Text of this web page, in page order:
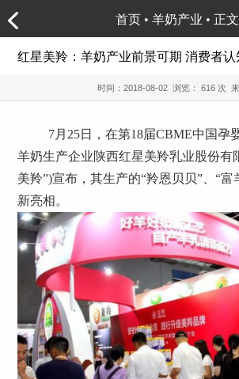
首页 • 羊奶产业 • 正文
红星美羚：羊奶产业前景可期 消费者
时间： 2018-08-02 浏览： 616 次 来
7月25日，在第18届CBME中国孕婴
羊奶生产企业陕西红星美羚乳业股份有
美羚”)宣布，其生产的“羚恩贝贝”、“富
新亮相。